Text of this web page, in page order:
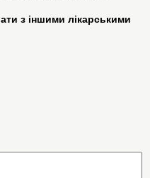
з іншими лікарськими